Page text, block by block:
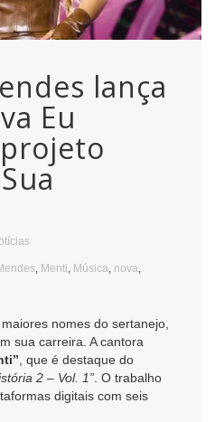
lança
Eu
Menti Música nova
nomes do sertanejo,
sua carreira. A cantora
, que é destaque do
2 – Vol. 1” . O trabalho
digitais com seis